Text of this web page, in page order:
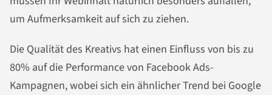
um Aufmerksamkeit auf sich zu ziehen.
Die Qualität des Kreativs hat einen Einfluss von bis zu
80% auf die Performance von Facebook Ads-
Kampagnen, wobei sich ein ähnlicher Trend bei Google